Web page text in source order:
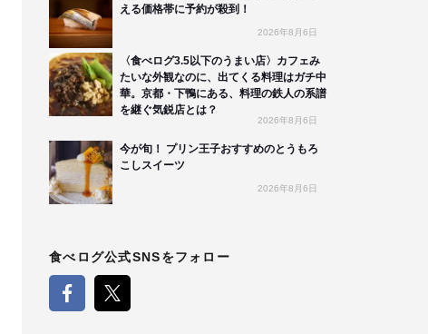
える価格帯に予約が殺到！
2026年8月6日
〈食べログ3.5以下のうまい店〉カフェみ
たいな外観なのに、出てくる料理はガチ中
華。京都・下鴨にある、料理の鉄人の系譜
を継ぐ気鋭店とは？
2026年8月6日
今が旬！ プリン王子おすすめのとうもろ
こしスイーツ
2026年8月6日
食べログ公式SNSをフォロー